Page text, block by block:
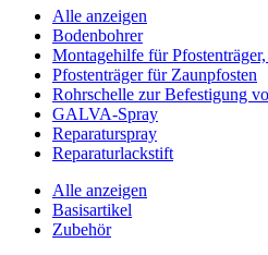
Alle anzeigen
Bodenbohrer
Montagehilfe für
Pfostenträger für Zaunpfosten
Rohrschelle zur Befestigung
GALVA-Spray
Reparaturspray
Reparaturlackstift
Alle anzeigen
Basisartikel
Zubehör